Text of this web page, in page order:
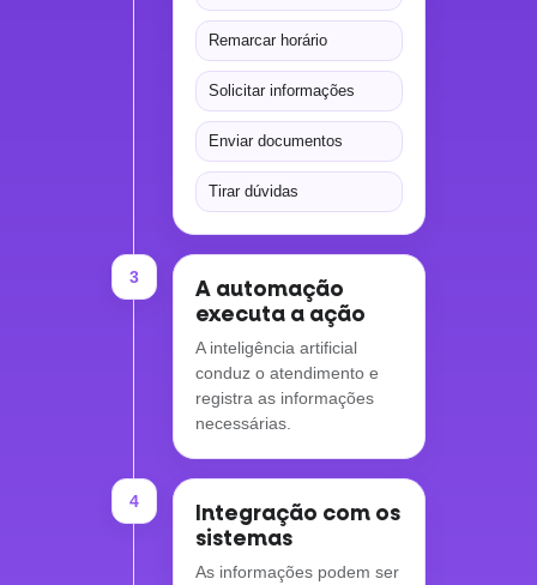
Remarcar horário
Solicitar informações
Enviar documentos
Tirar dúvidas
3
A automação
executa a ação
A inteligência artificial
conduz o atendimento e
registra as informações
necessárias.
4
Integração com os
sistemas
As informações podem ser